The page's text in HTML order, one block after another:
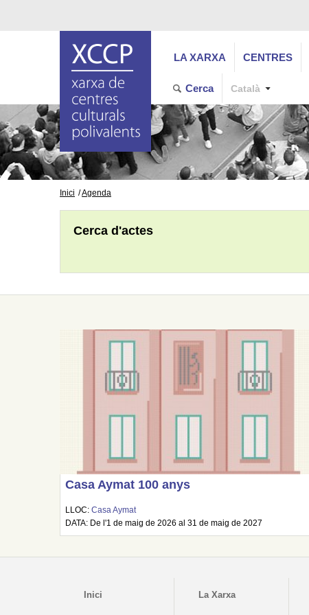
LA XARXA CENTRES
Cerca Català
Inici Agenda
Cerca d'actes
Casa Aymat 100 anys
LLOC:Casa Aymat
DATA: De l'1 de maig de 2026 al 31 de maig de 2027
Inici La Xarxa